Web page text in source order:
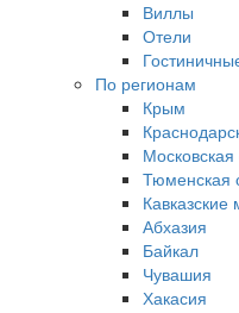
Виллы
Отели
По регионам
Крым
Московская
Тюменская
Абхазия
Байкал
Чувашия
Хакасия